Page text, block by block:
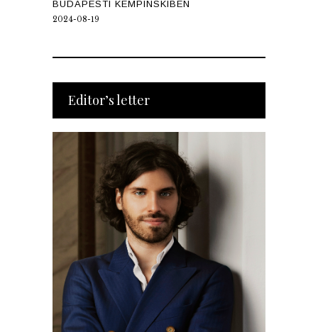
BUDAPESTI KEMPINSKIBEN
2024-08-19
Editor’s letter